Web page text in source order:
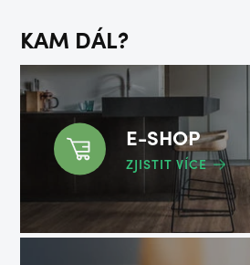
KAM DÁL?
E-SHOP
ZJISTIT VÍCE